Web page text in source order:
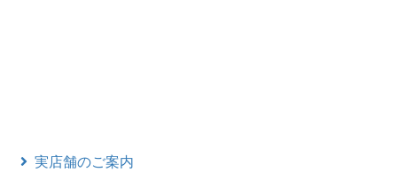
実店舗のご案内